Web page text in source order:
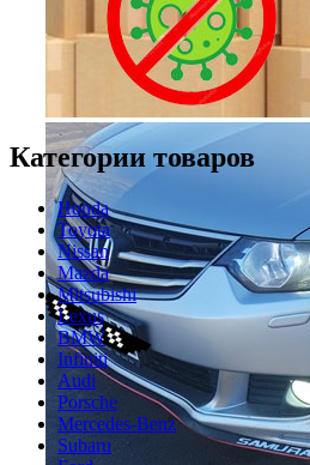
Категории товаров
Honda
Toyota
Nissan
Mazda
Mitsubishi
Lexus
BMW
Infiniti
Audi
Porsche
Mercedes-Benz
Subaru